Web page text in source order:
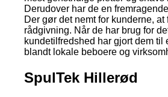
Derudover har de en
Der gør det nemt for kunderne,
rådgivning. Når de har brug for
kundetilfredshed har gjort dem
blandt lokale beboere og
SpulTek Hillerød